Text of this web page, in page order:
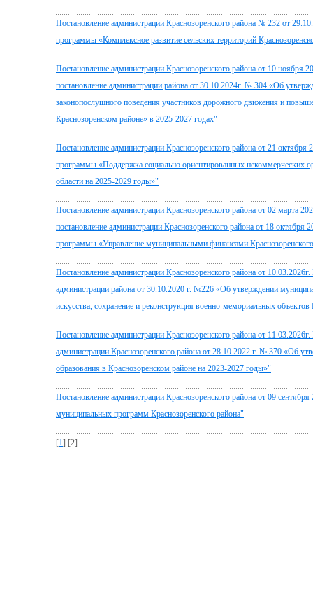
Постановление администрации Краснозоренского района № 232 от
программы «Комплексное развитие сельских территорий
Постановление администрации Краснозоренского района от 10 ноября
постановление администрации района от 30.10.2024г. № 304 «Об
законопослушного поведения участников дорожного движения и
Краснозоренском районе» в 2025-2027 годах"
Постановление администрации Краснозоренского района от 21
программы «Поддержка социально ориентированных некоммерческих
области на 2025-2029 годы»"
Постановление администрации Краснозоренского района от 02 марта
постановление администрации Краснозоренского района от 18
программы «Управление муниципальными финансами
Постановление администрации Краснозоренского района от
администрации района от 30.10.2020 г. №226 «Об утверждении
искусства, сохранение и реконструкция военно-мемориальных
Постановление администрации Краснозоренского района от
администрации Краснозоренского района от 28.10.2022 г. № 370 «Об
образования в Краснозоренском районе на 2023-2027 годы»"
Постановление администрации Краснозоренского района от 09
муниципальных программ Краснозоренского района"
[1] [2]